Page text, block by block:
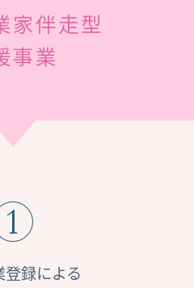
家伴走型
事業
録による